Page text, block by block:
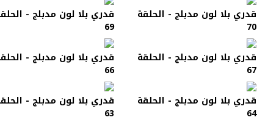
قدري بلا لون مدبلج - الحلقة
70
قدري بلا لون مدبلج -
69
قدري بلا لون مدبلج - الحلقة
67
قدري بلا لون مدبلج -
66
قدري بلا لون مدبلج - الحلقة
64
قدري بلا لون مدبلج -
63